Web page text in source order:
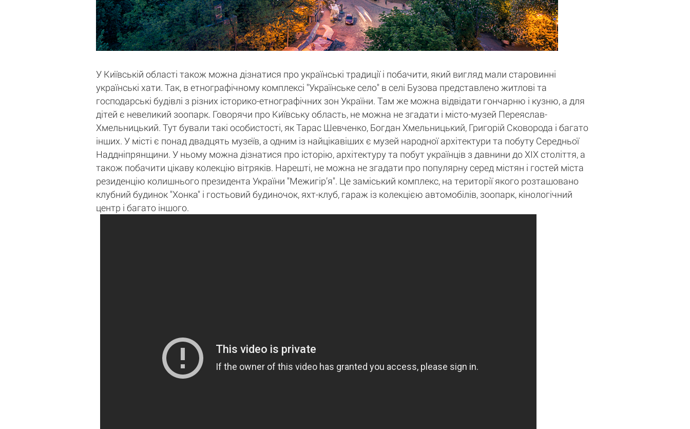
У Київській області також можна дізнатися про українські традиції і побачити, який вигляд мали старовинні
українські хати. Так, в етнографічному комплексі "Українське село" в селі Бузова представлено житлові та
господарські будівлі з різних історико-етнографічних зон України. Там же можна відвідати гончарню і кузню, а для
дітей є невеликий зоопарк. Говорячи про Київську область, не можна не згадати і місто-музей Переяслав-
Хмельницький. Тут бували такі особистості, як Тарас Шевченко, Богдан Хмельницький, Григорій Сковорода і багато
інших. У місті є понад двадцять музеїв, а одним із найцікавіших є музей народної архітектури та побуту Середньої
Наддніпрянщини. У ньому можна дізнатися про історію, архітектуру та побут українців з давнини до XIX століття, а
також побачити цікаву колекцію вітряків. Нарешті, не можна не згадати про популярну серед містян і гостей міста
резиденцію колишнього президента України "Межигір’я". Це заміський комплекс, на території якого розташовано
клубний будинок "Хонка" і гостьовий будиночок, яхт-клуб, гараж із колекцією автомобілів, зоопарк, кінологічний
центр і багато іншого.